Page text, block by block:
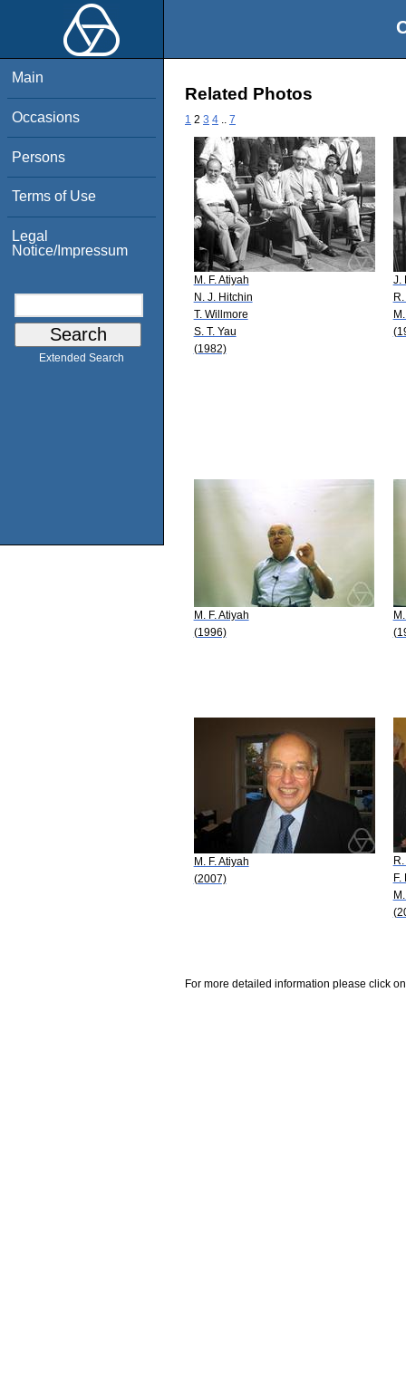
Main
Occasions
Persons
Terms of Use
Legal
Notice/Impressum
Extended Search
Related Photos
1 2 3 4 7
M. F. Atiyah
N. J. Hitchin
T. Willmore
S. T. Yau
(1982)
J.
M. F. Atiyah
(1996)
M. F. Atiyah
(2007)
F.
For more detailed information please click